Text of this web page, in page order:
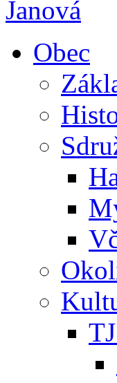
Obec